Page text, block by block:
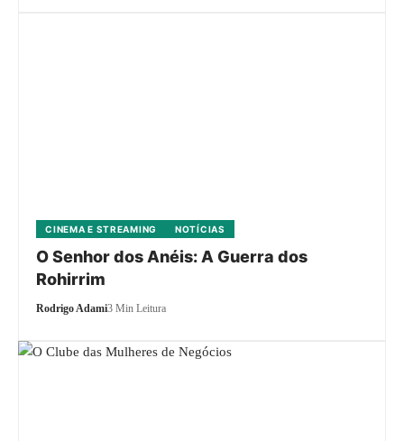
CINEMA E STREAMING NOTÍCIAS
O Senhor dos Anéis: A Guerra dos
Rohirrim
Rodrigo Adami3 Min Leitura